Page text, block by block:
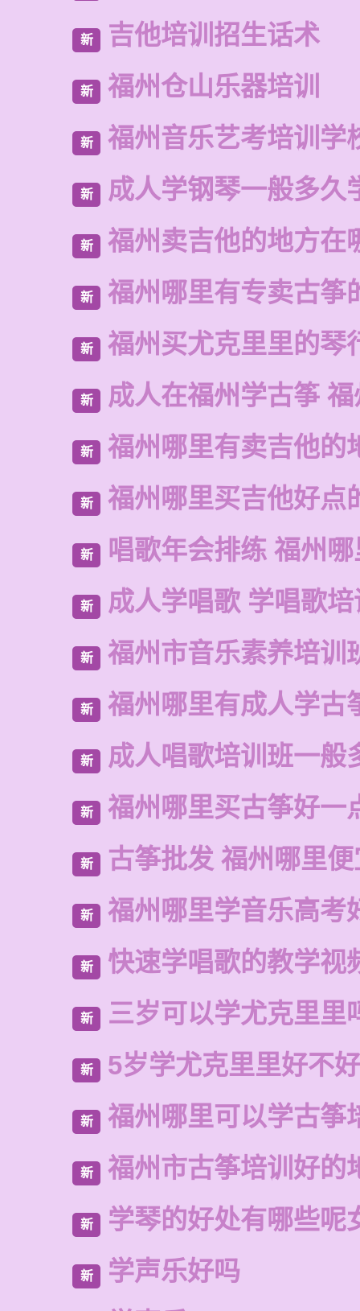
新 吉他培训招生话术
新 福州仓山乐器培训
新 福州音乐艺考培训学
新 成人学钢琴一般多久
新 福州卖吉他的地方在
新 福州哪里有专卖古筝
新 福州买尤克里里的琴
新 成人在福州学古筝
新 福州哪里有卖吉他的
新 福州哪里买吉他好点
新 唱歌年会排练 福州
新 成人学唱歌 学唱歌培
新 福州市音乐素养培训
新 福州哪里有成人学古
新 成人唱歌培训班一般
新 福州哪里买古筝好一
新 古筝批发 福州哪里
新 福州哪里学音乐高考
新 快速学唱歌的教学视
新 三岁可以学尤克里里
新 5岁学尤克里里好不好
新 福州哪里可以学古筝
新 福州市古筝培训好的
新 学琴的好处有哪些呢
新 学声乐好吗